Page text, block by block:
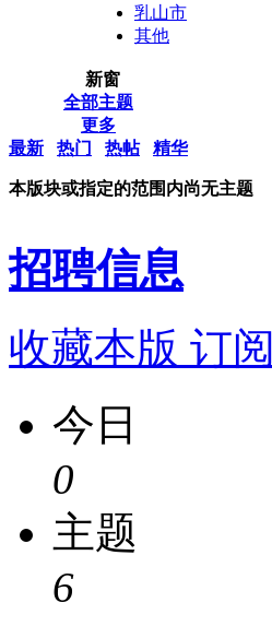
乳山市
其他
新窗
全部主题
更多
最新
热门 热帖 精华
本版块或指定的范围内尚无主题
招聘信息
收藏本版 订阅
今日
0
主题
6